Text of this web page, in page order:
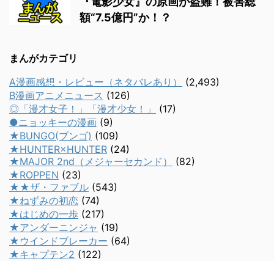
額“7.5億円”か！？
まんがカテゴリ
A漫画感想・レビュー（ネタバレあり）
(2,493)
B漫画アニメニュース (126)
◎「漫才女子！」「漫才少女！」
(17)
●ニョッキーの漫画 (9)
★BUNGO(ブンゴ) (109)
★HUNTER×HUNTER (24)
★MAJOR 2nd（メジャーセカンド）
(82)
★ROPPEN (23)
★★ザ・ファブル (543)
★ねずみの初恋 (74)
★はじめの一歩 (217)
★アンダーニンジャ (19)
★ウインドブレーカー (64)
★キャプテン2 (122)